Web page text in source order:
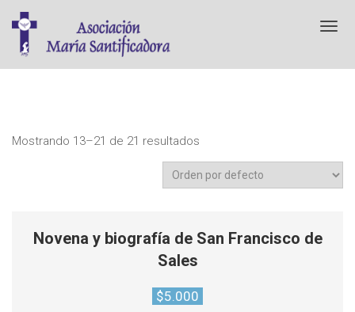
T
g
Mostrando 13–21 de 21 resultados
Novena y biografía de San Francisco de
Sales
$5.000